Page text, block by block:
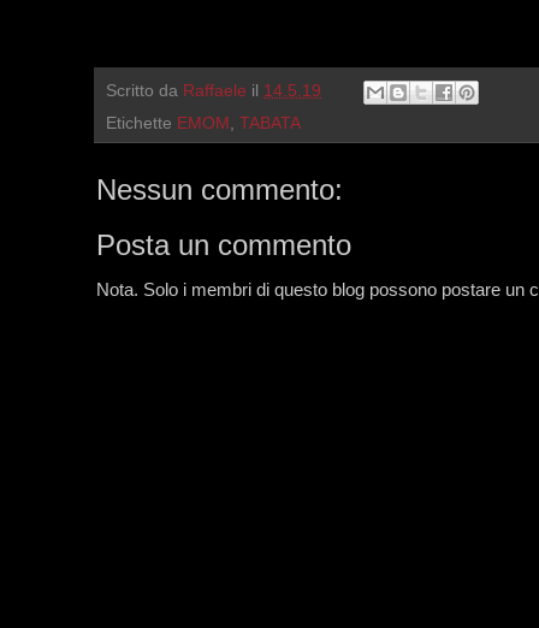
Scritto da Raffaele il 14.5.19
Etichette EMOM TABATA
Nessun commento:
Posta un commento
Nota. Solo i membri di questo blog possono postare un